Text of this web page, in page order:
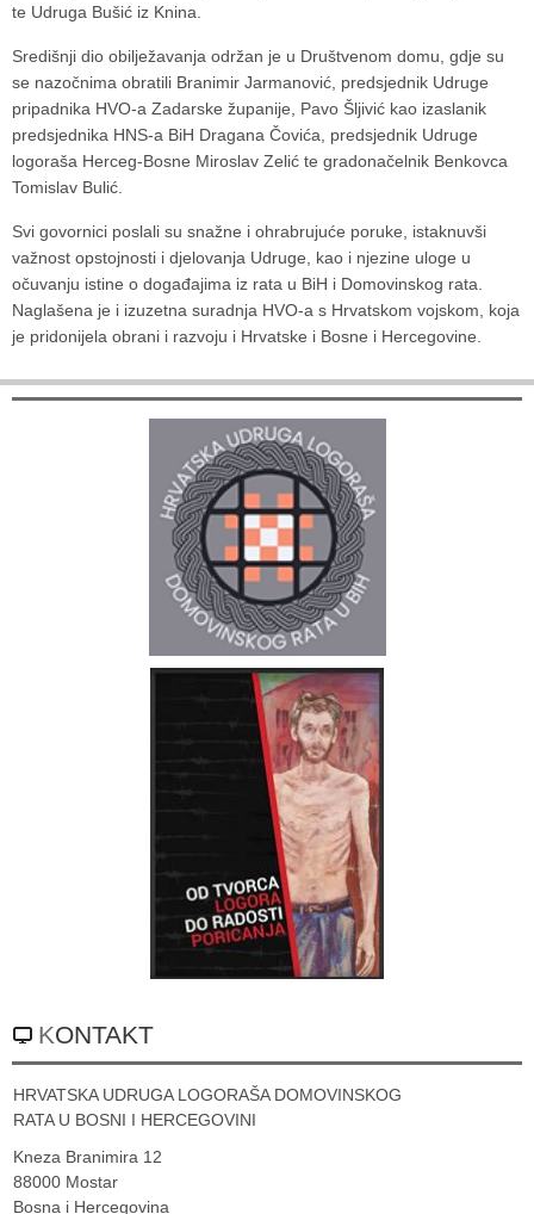
te Udruga Bušić iz Knina.
Središnji dio obilježavanja održan je u Društvenom domu, gdje su
se nazočnima obratili Branimir Jarmanović, predsjednik Udruge
pripadnika HVO-a Zadarske županije, Pavo Šljivić kao izaslanik
predsjednika HNS-a BiH Dragana Čovića, predsjednik Udruge
logoraša Herceg-Bosne Miroslav Zelić te gradonačelnik Benkovca
Tomislav Bulić.
Svi govornici poslali su snažne i ohrabrujuće poruke, istaknuvši
važnost opstojnosti i djelovanja Udruge, kao i njezine uloge u
očuvanju istine o događajima iz rata u BiH i Domovinskog rata.
Naglašena je i izuzetna suradnja HVO-a s Hrvatskom vojskom, koja
je pridonijela obrani i razvoju i Hrvatske i Bosne i Hercegovine.
KONTAKT
HRVATSKA UDRUGA LOGORAŠA DOMOVINSKOG
RATA U BOSNI I HERCEGOVINI
Kneza Branimira 12
88000 Mostar
Bosna i Hercegovina